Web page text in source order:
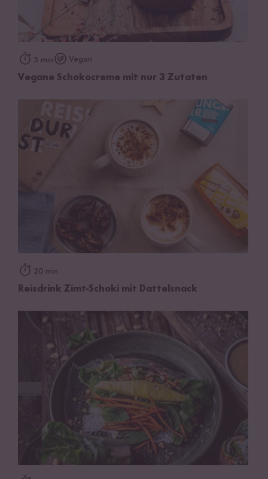
5 min Vegan
Vegane Schokocreme mit nur 3 Zutaten
20 min
Reisdrink Zimt-Schoki mit Dattelsnack